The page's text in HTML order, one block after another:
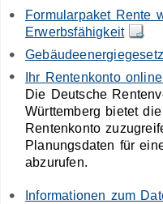
Formularpaket Rente
Erwerbsfähigkeit
Ihr Rentenkonto
Die Deutsche
Württemberg bietet
Rentenkonto
Planungsdaten für
abzurufen.
Informationen zum